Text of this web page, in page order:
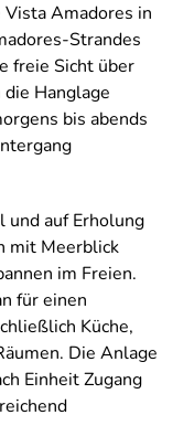
Amadores in
Strandes
freie Sicht über
Hanglage
bis abends
auf Erholung
mit Meerblick
im Freien.
für einen
Küche,
Die Anlage
Einheit Zugang